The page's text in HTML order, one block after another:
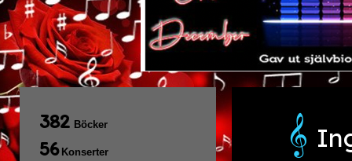
𝄞️
382 Böcker
56 Konserter